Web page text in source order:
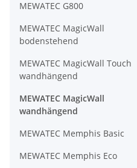
MEWATEC G800
MEWATEC MagicWall
bodenstehend
MEWATEC MagicWall Touch
wandhängend
MEWATEC MagicWall
wandhängend
MEWATEC Memphis Basic
MEWATEC Memphis Eco